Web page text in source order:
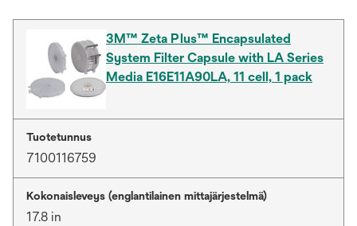
3M™ Zeta Plus™ Encapsulated
System Filter Capsule with LA Series
Media E16E11A90LA, 11 cell, 1 pack
Tuotetunnus
7100116759
Kokonaisleveys (englantilainen mittajärjestelmä)
17.8 in